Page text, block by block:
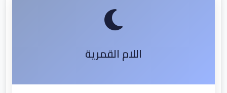
اللام القمرية